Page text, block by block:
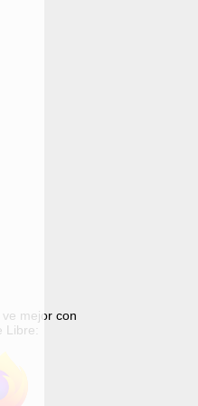
mejor con
Libre: